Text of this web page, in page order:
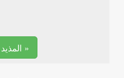
المذيد »